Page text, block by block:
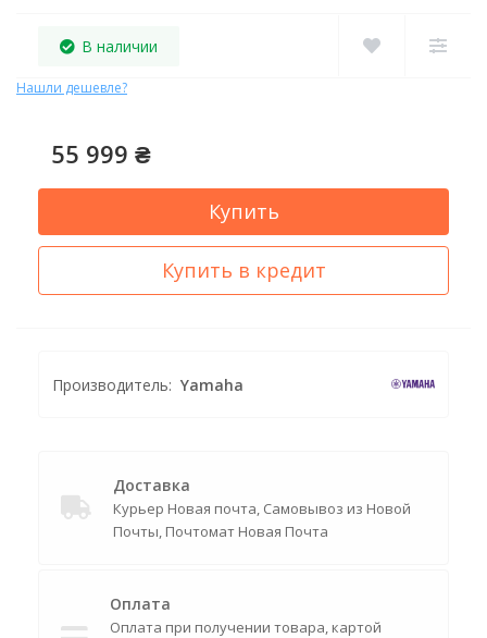
В наличии
Нашли дешевле?
55 999 ₴
Купить
Купить в кредит
Производитель: Yamaha
Доставка
Курьер Новая почта, Самовывоз из Новой
Почты, Почтомат Новая Почта
Оплата
Оплата при получении товара, картой